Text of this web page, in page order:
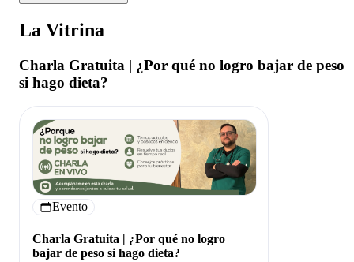
La Vitrina
Charla Gratuita | ¿Por qué no logro bajar de peso
si hago dieta?
Evento
Charla Gratuita | ¿Por qué no logro
bajar de peso si hago dieta?